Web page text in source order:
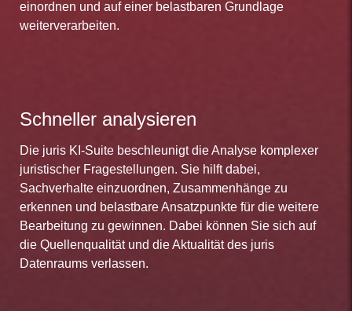
einordnen und auf einer belastbaren Grundlage
weiterverarbeiten.
Schneller analysieren
Die juris KI-Suite beschleunigt die Analyse komplexer
juristischer Fragestellungen. Sie hilft dabei,
Sachverhalte einzuordnen, Zusammenhänge zu
erkennen und belastbare Ansatzpunkte für die weitere
Bearbeitung zu gewinnen. Dabei können Sie sich auf
die Quellenqualität und die Aktualität des juris
Datenraums verlassen.